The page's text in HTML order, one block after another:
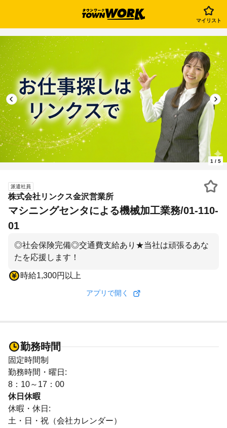
マイリスト
1 / 5
派遣社員
株式会社リンクス金沢営業所
マシニングセンタによる機械加工業務/01-110-
01
◎社会保険完備◎交通費支給あり★当社は頑張るあな
たを応援します！
時給1,300円以上
アプリで開く
勤務時間
固定時間制
勤務時間・曜日:
8：10～17：00
休日休暇
休暇・休日:
土・日・祝（会社カレンダー）